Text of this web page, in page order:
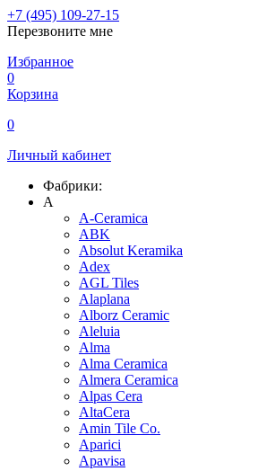
+7 (495) 109-27-15
Перезвоните мне
Избранное
0
Корзина
0
Личный кабинет
Фабрики:
A
A-Ceramica
ABK
Absolut Keramika
Adex
AGL Tiles
Alaplana
Alborz Ceramic
Aleluia
Alma
Alma Ceramica
Almera Ceramica
Alpas Cera
AltaCera
Amin Tile Co.
Aparici
Apavisa